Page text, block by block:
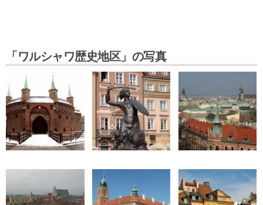
「ワルシャワ歴史地区」の写真